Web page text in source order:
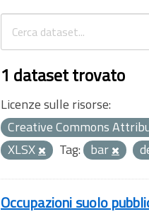
1 dataset trovato
Licenze sulle risorse:
Creative Commons
XLSX
Tag: bar
Occupazioni suolo